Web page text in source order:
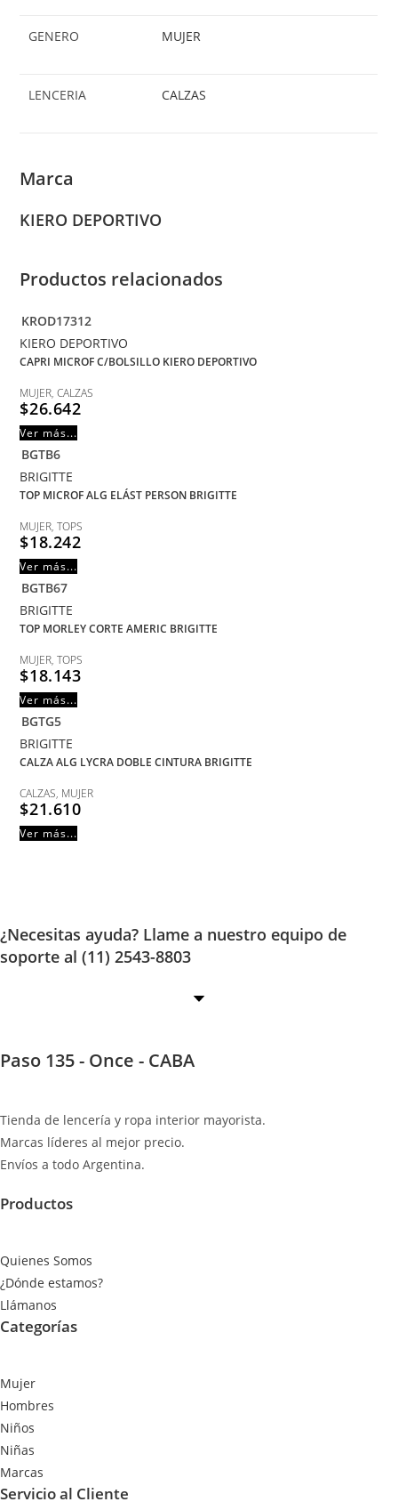
GENERO MUJER
LENCERIA CALZAS
Marca
KIERO DEPORTIVO
Productos relacionados
KROD17312
KIERO DEPORTIVO
CAPRI MICROF C/BOLSILLO KIERO DEPORTIVO
MUJER,CALZAS
$26.642
Ver más...
BGTB6
BRIGITTE
TOP MICROF ALG ELÁST PERSON BRIGITTE
MUJER,TOPS
$18.242
Ver más...
BGTB67
BRIGITTE
TOP MORLEY CORTE AMERIC BRIGITTE
MUJER,TOPS
$18.143
Ver más...
BGTG5
BRIGITTE
CALZA ALG LYCRA DOBLE CINTURA BRIGITTE
CALZAS, MUJER
$21.610
Ver más...
¿Necesitas ayuda? Llame a nuestro equipo de
soporte al (11) 2543-8803
Paso 135 - Once - CABA
Tienda de lencería y ropa interior mayorista.
Marcas líderes al mejor precio.
Envíos a todo Argentina.
Productos
Quienes Somos
¿Dónde estamos?
Llámanos
Categorías
Mujer
Hombres
Niños
Niñas
Marcas
Servicio al Cliente